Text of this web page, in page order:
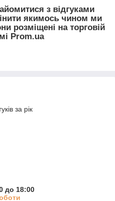
з відгуками
якимось чином ми
розміщені на торговій
Prom.ua
за рік
до 18:00